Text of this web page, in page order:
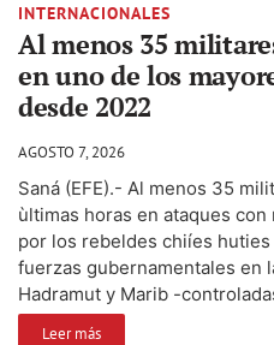
INTERNACIONALES
Al menos 35
en uno de los
desde 2022
AGOSTO 7, 2026
Saná (EFE).- Al menos 35
ùltimas horas en ataques
por los rebeldes chiíes
fuerzas gubernamentales en
Hadramut y Marib -
Leer más